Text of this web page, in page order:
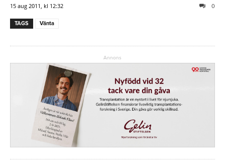
15 aug 2011, kl 12:32 0
TAGS Vänta
Annons